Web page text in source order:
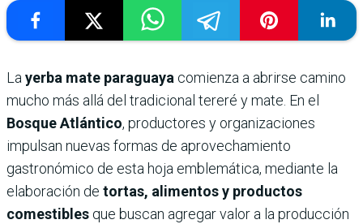
La yerba mate paraguaya comienza a abrirse camino
mucho más allá del tradicional tereré y mate. En el
Bosque Atlántico, productores y organizaciones
impulsan nuevas formas de aprovechamiento
gastronómico de esta hoja emblemática, mediante la
elaboración de tortas, alimentos y productos
comestibles que buscan agregar valor a la producción